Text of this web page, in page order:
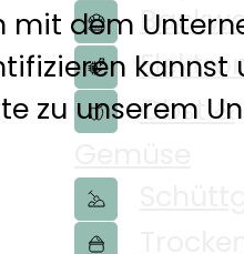
Obst &
mit dem
kannst
zu unserem